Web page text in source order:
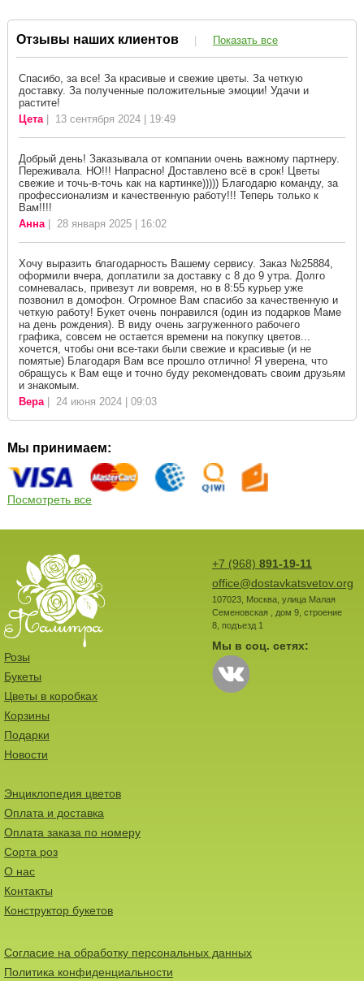
Отзывы наших клиентов | Показать все
Спасибо, за все! За красивые и свежие цветы. За четкую
доставку. За полученные положительные эмоции! Удачи и
растите!
Цета| 13 сентября 2024 | 19:49
Добрый день! Заказывала от компании очень важному партнеру.
Переживала. НО!!! Напрасно! Доставлено всё в срок! Цветы
свежие и точь-в-точь как на картинке))))) Благодарю команду, за
профессионализм и качественную работу!!! Теперь только к
Вам!!!!
Анна| 28 января 2025 | 16:02
Хочу выразить благодарность Вашему сервису. Заказ №25884,
оформили вчера, доплатили за доставку с 8 до 9 утра. Долго
сомневалась, привезут ли вовремя, но в 8:55 курьер уже
позвонил в домофон. Огромное Вам спасибо за качественную и
четкую работу! Букет очень понравился (один из подарков Маме
на день рождения). В виду очень загруженного рабочего
графика, совсем не остается времени на покупку цветов...
хочется, чтобы они все-таки были свежие и красивые (и не
помятые) Благодаря Вам все прошло отлично! Я уверена, что
обращусь к Вам еще и точно буду рекомендовать своим друзьям
и знакомым.
Вера| 24 июня 2024 | 09:03
Мы принимаем:
Посмотреть все
+7 (968) 891-19-11
office@dostavkatsvetov.org
107023, Москва, улица Малая
Семеновская , дом 9, строение
8, подъезд 1
Мы в соц. сетях:
Розы
Букеты
Цветы в коробках
Корзины
Подарки
Новости
Энциклопедия цветов
Оплата и доставка
Оплата заказа по номеру
Сорта роз
О нас
Контакты
Конструктор букетов
Согласие на обработку персональных данных
Политика конфиденциальности